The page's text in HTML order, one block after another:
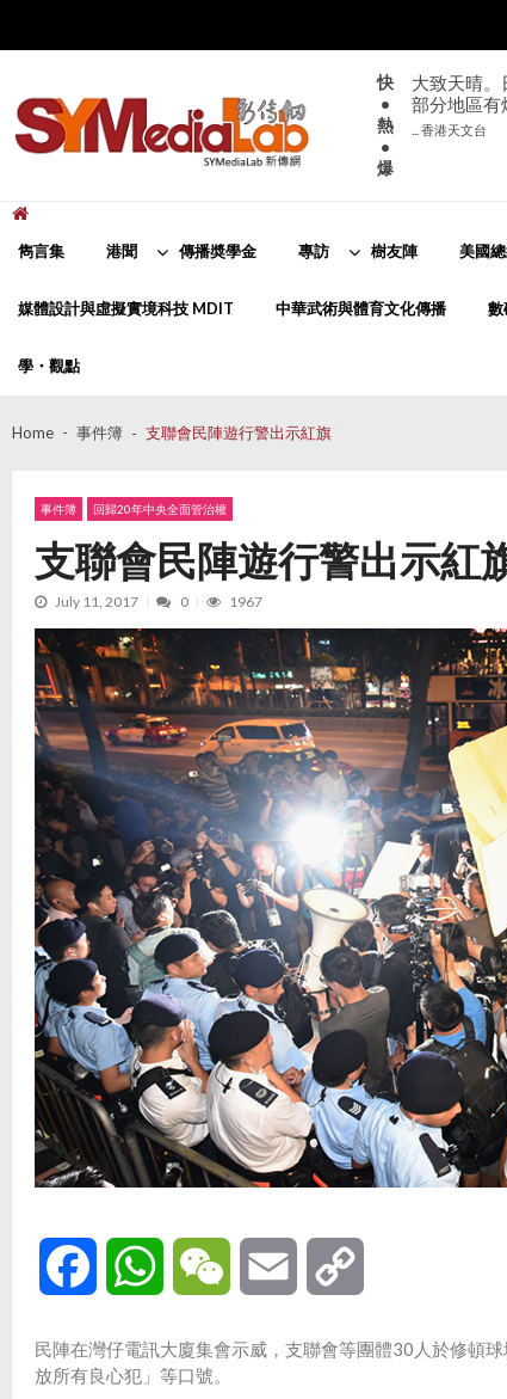
navigation
content
快
•
熱
•
爆
大致天晴。
部分地區有
... 香港天文台
雋言集 港聞 傳播奬學金 專訪 樹友陣 美國
媒體設計與虛擬實境科技 MDIT 中華武術與體育文化傳播 數
學・觀點
Home 事件簿 支聯會民陣遊行警出示紅旗
事件簿 回歸20年中央全面管治權
支聯會民陣遊行警出示紅
July 11, 2017 0 1967
Facebook WhatsAppWeChat Email
民陣在灣仔電訊大廈集會示威，支聯會等團體30人於修頓
放所有良心犯」等口號。